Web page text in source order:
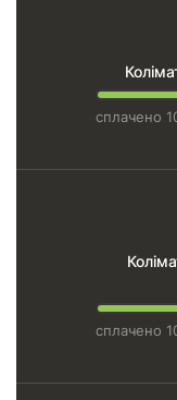
сплачено
сплачено